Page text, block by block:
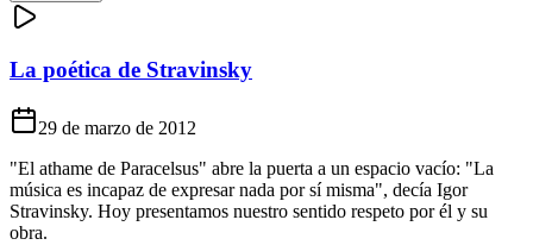
La poética de Stravinsky
29 de marzo de 2012
"El athame de Paracelsus" abre la puerta a un espacio vacío: "La
música es incapaz de expresar nada por sí misma", decía Igor
Stravinsky. Hoy presentamos nuestro sentido respeto por él y su
obra.